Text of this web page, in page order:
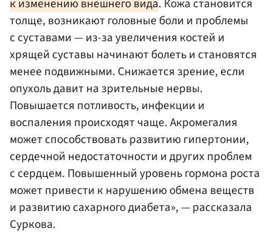
к изменению внешнего вида. Кожа становится
толще, возникают головные боли и проблемы
с суставами — из-за увеличения костей и
хрящей суставы начинают болеть и становятся
менее подвижными. Снижается зрение, если
опухоль давит на зрительные нервы.
Повышается потливость, инфекции и
воспаления происходят чаще. Акромегалия
может способствовать развитию гипертонии,
сердечной недостаточности и других проблем
с сердцем. Повышенный уровень гормона роста
может привести к нарушению обмена веществ
и развитию сахарного диабета», — рассказала
Суркова.